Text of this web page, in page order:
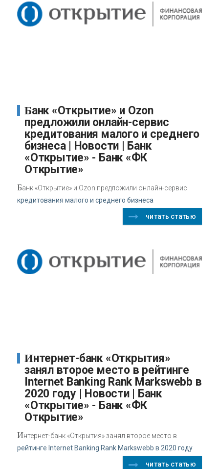
Банк «Открытие» и Ozon
предложили онлайн-сервис
кредитования малого и среднего
бизнеса | Новости | Банк
«Открытие» - Банк «ФК
Открытие»
Банк «Открытие» и Ozon предложили онлайн-сервис
кредитования малого и среднего бизнеса
читать статью
Интернет-банк «Открытия»
занял второе место в рейтинге
Internet Banking Rank Markswebb в
2020 году | Новости | Банк
«Открытие» - Банк «ФК
Открытие»
Интернет-банк «Открытия» занял второе место в
рейтинге Internet Banking Rank Markswebb в 2020 году
читать статью